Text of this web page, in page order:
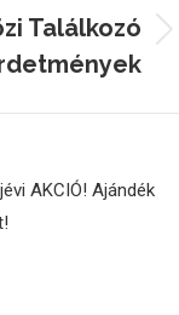
Találkozó
AKCIÓ! Ajándék